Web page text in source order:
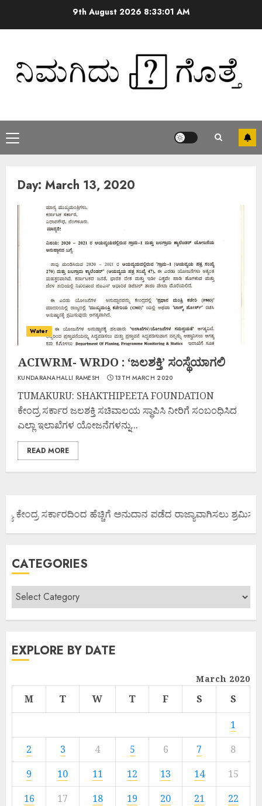
9th August 2026 8:33:01 AM
Day: March 13, 2020
Water
ACIWRM- WRDO : ‘ಜಲಶಕ್ತಿ’ ಸಂಸ್ಥೆಯಾಗಲಿ
KUNDARANAHALLI RAMESH 13TH MARCH 2020
TUMAKURU: SHAKTHIPEETA FOUNDATION
ಕೇಂದ್ರ ಸರ್ಕಾರ ಜಲಶಕ್ತಿ ಸಚಿವಾಲಯ ಸ್ಥಾಪಿಸಿ ನೀರಿಗೆ ಸಂಬಂಧಿಸಿದ
ಎಲ್ಲಾ ಇಲಾಖೆಗಳ ಯೋಜನೆಗಳನ್ನು...
READ MORE
ಕೇಂದ್ರ ಸರ್ಕಾರದಿಂದ ಹೆಚ್ಚಿಗೆ ಅನುದಾನ ಪಡೆದ ರಾಜ್ಯಾವಾಗಿಸಲು
CATEGORIES
EXPLORE BY DATE
March 2020
M T W T F S
S
1
2
3 4 5 6 7
8
9
10 11 12 13 14
15
16
17 18 19 20 21
22